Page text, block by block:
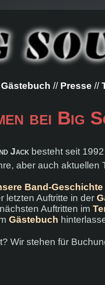
Gästebuch Presse
bei Big
Jack besteht seit
aber auch aktuellen
Band-Geschichte
letzten Auftritte in der
Auftritten im
Gästebuch
Wir stehen für